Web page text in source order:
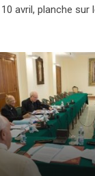
avril, planche